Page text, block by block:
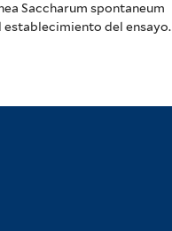
Saccharum spontaneum
establecimiento del ensayo.